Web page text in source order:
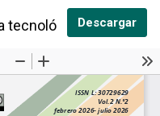
tecnológica para el
Descargar